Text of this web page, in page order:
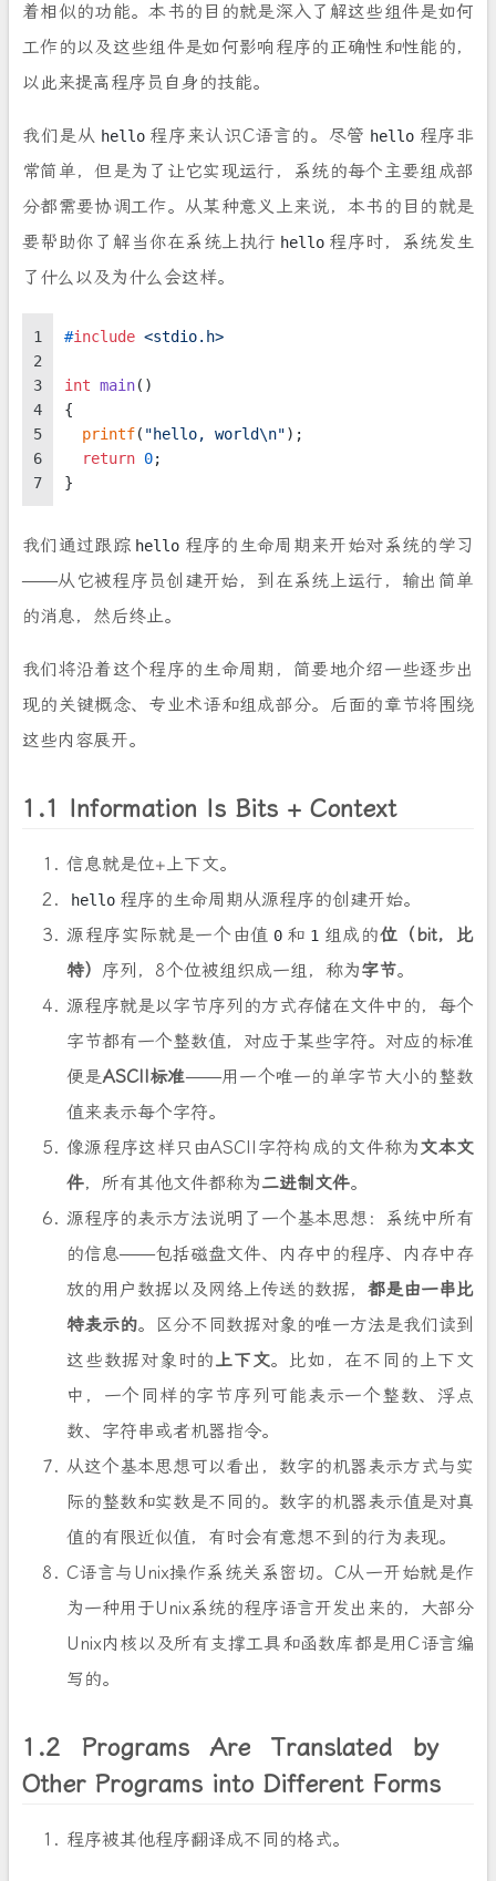
着相似的功能。本书的目的就是深入了解这些组件是如何
工作的以及这些组件是如何影响程序的正确性和性能的，
以此来提高程序员自身的技能。
我们是从 hello 程序来认识C语言的。尽管 hello 程序非
常简单，但是为了让它实现运行，系统的每个主要组成部
分都需要协调工作。从某种意义上来说，本书的目的就是
要帮助你了解当你在系统上执行 hello 程序时，系统发生
了什么以及为什么会这样。
1
2
3
4
5
6
7
#include <stdio.h>
int main()
{
printf( "hello, world\n");
return 0;
}
我们通过跟踪 hello 程序的生命周期来开始对系统的学习
——从它被程序员创建开始，到在系统上运行，输出简单
的消息，然后终止。
我们将沿着这个程序的生命周期，简要地介绍一些逐步出
现的关键概念、专业术语和组成部分。后面的章节将围绕
这些内容展开。
1.1 Information Is Bits + Context
信息就是位+上下文。
hello 程序的生命周期从源程序的创建开始。
源程序实际就是一个由值 0 和 1 组成的位（bit，比
特） 序列，8个位被组织成一组，称为字节。
源程序就是以字节序列的方式存储在文件中的，每个
字节都有一个整数值，对应于某些字符。对应的标准
便是ASCII标准——用一个唯一的单字节大小的整数
值来表示每个字符。
像源程序这样只由ASCII字符构成的文件称为文本文
件，所有其他文件都称为二进制文件。
源程序的表示方法说明了一个基本思想：系统中所有
的信息——包括磁盘文件、内存中的程序、内存中存
放的用户数据以及网络上传送的数据， 都是由一串比
特表示的。区分不同数据对象的唯一方法是我们读到
这些数据对象时的上下文。比如，在不同的上下文
中，一个同样的字节序列可能表示一个整数、浮点
数、字符串或者机器指令。
从这个基本思想可以看出，数字的机器表示方式与实
际的整数和实数是不同的。数字的机器表示值是对真
值的有限近似值，有时会有意想不到的行为表现。
C语言与Unix操作系统关系密切。C从一开始就是作
为一种用于Unix系统的程序语言开发出来的，大部分
Unix内核以及所有支撑工具和函数库都是用C语言编
写的。
1.2 Programs Are Translated by
Other Programs into Different Forms
程序被其他程序翻译成不同的格式。